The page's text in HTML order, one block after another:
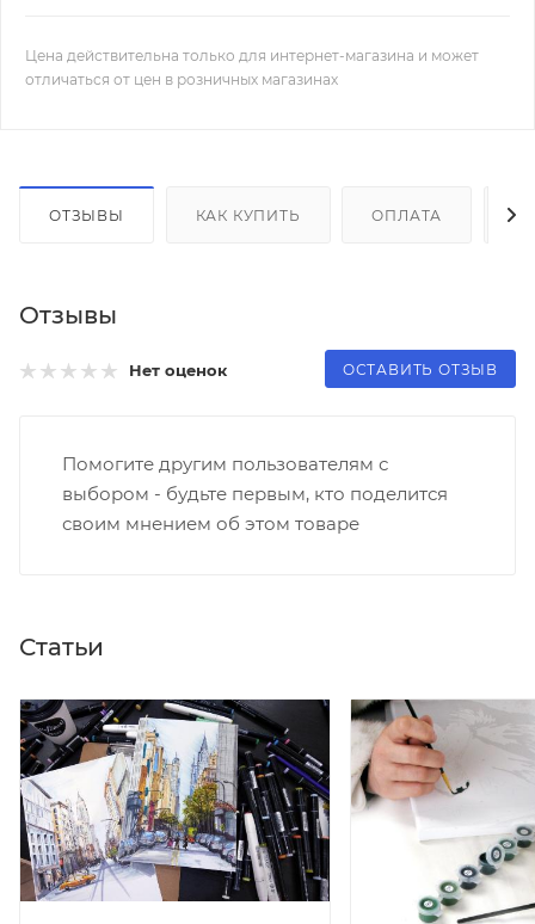
Цена действительна только для интернет-магазина и может
отличаться от цен в розничных магазинах
ОТЗЫВЫ КАК КУПИТЬ ОПЛАТА
Отзывы
Нет оценок ОСТАВИТЬ ОТЗЫВ
Помогите другим пользователям с
выбором - будьте первым, кто поделится
своим мнением об этом товаре
Статьи